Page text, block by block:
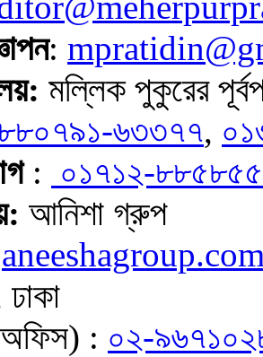
:
মল্লিক পুকুরের
৬৩৩৭৭,
: ০১৭১২-৮৮৫৮৫৫
আনিশা গ্রুপ
: ০২-